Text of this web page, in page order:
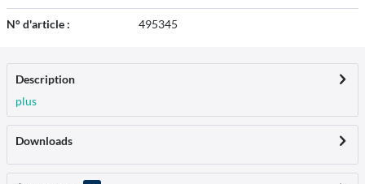
N° d'article : 495345
Description
plus
Downloads